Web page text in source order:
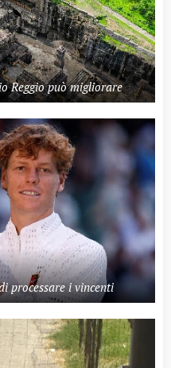
Reggio può migliorare
processare i vincenti